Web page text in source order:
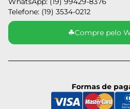
Telefone: (19) 3534-0212
☘Compre pelo
Formas de